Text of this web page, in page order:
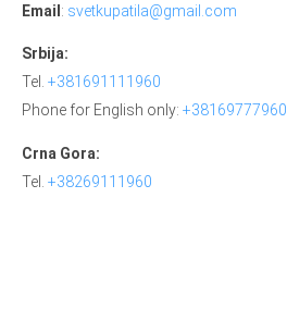
Email: svetkupatila@gmail.com
Srbija:
Tel. +381691111960
Phone for English only: +38169777960
Crna Gora:
Tel. +38269111960